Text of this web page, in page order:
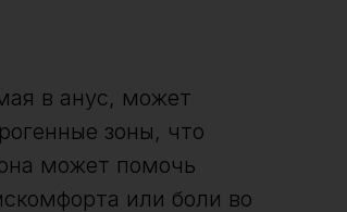
в анус, может
зоны, что
может помочь
или боли во